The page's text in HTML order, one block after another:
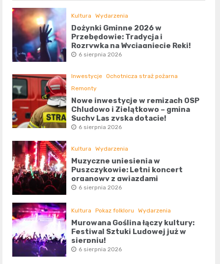
Kultura Wydarzenia
Dożynki Gminne 2026 w
Przebędowie: Tradycja i
Rozrywka na Wyciągnięcie Ręki!
6 sierpnia 2026
Inwestycje Ochotnicza straż pożarna
Remonty
Nowe inwestycje w remizach OSP
Chludowo i Zielątkowo – gmina
Suchy Las zyska dotację!
6 sierpnia 2026
Kultura Wydarzenia
Muzyczne uniesienia w
Puszczykowie: Letni koncert
organowy z gwiazdami
6 sierpnia 2026
Kultura Pokaz folkloru Wydarzenia
Murowana Goślina łączy kultury:
Festiwal Sztuki Ludowej już w
sierpniu!
6 sierpnia 2026